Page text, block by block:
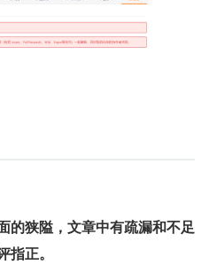
的狭隘，文章中有疏漏和不足
正。